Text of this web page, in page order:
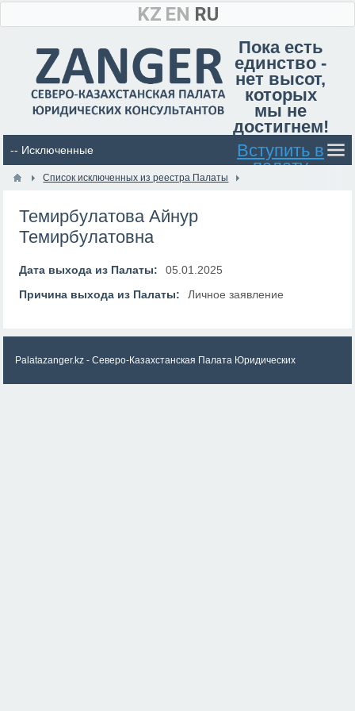
KZ EN RU
Пока есть
единство -
нет высот,
которых
мы не
достигнем!
Вступить в
палату
Список исключенных из реестра Палаты
Темирбулатова Айнур
Темирбулатовна
Дата выхода из Палаты:
05.01.2025
Причина выхода из Палаты:
Личное заявление
Palatazanger.kz - Северо-Казахстанская Палата Юридических